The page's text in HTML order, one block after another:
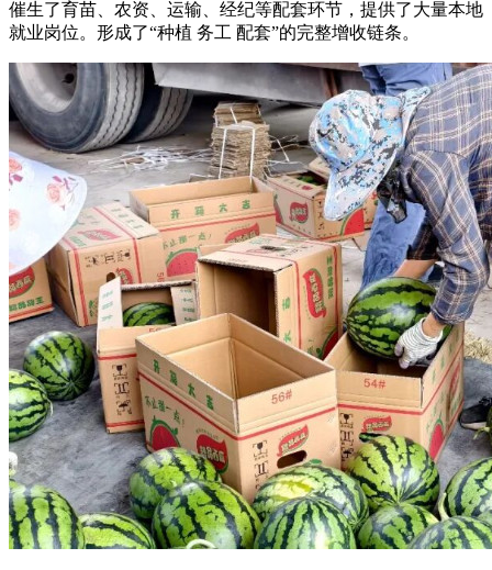
催生了育苗、农资、运输、经纪等配套环节，提供了大量本地
就业岗位。形成了“种植 务工 配套”的完整增收链条。